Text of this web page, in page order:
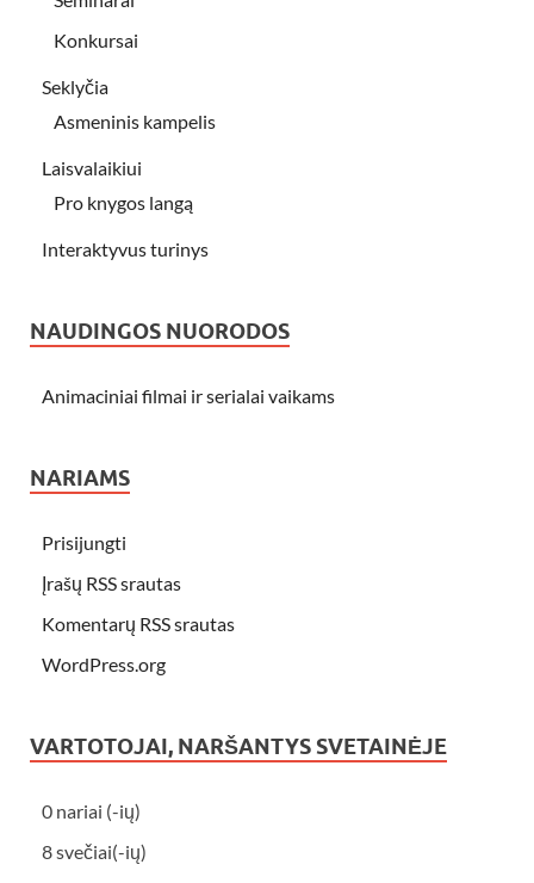
Konkursai
Seklyčia
Asmeninis kampelis
Laisvalaikiui
Pro knygos langą
Interaktyvus turinys
NAUDINGOS NUORODOS
Animaciniai filmai ir serialai vaikams
NARIAMS
Prisijungti
Įrašų RSS srautas
Komentarų RSS srautas
WordPress.org
VARTOTOJAI, NARŠANTYS SVETAINĖJE
0 nariai (-ių)
8 svečiai(-ių)